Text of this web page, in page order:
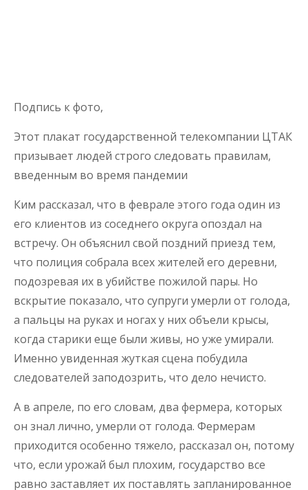
Подпись к фото,
Этот плакат государственной телекомпании ЦТАК
призывает людей строго следовать правилам,
введенным во время пандемии
Ким рассказал, что в феврале этого года один из
его клиентов из соседнего округа опоздал на
встречу. Он объяснил свой поздний приезд тем,
что полиция собрала всех жителей его деревни,
подозревая их в убийстве пожилой пары. Но
вскрытие показало, что супруги умерли от голода,
а пальцы на руках и ногах у них объели крысы,
когда старики еще были живы, но уже умирали.
Именно увиденная жуткая сцена побудила
следователей заподозрить, что дело нечисто.
А в апреле, по его словам, два фермера, которых
он знал лично, умерли от голода. Фермерам
приходится особенно тяжело, рассказал он, потому
что, если урожай был плохим, государство все
равно заставляет их поставлять запланированное